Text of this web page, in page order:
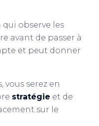
observe les
avant de passer à
et peut donner
vous serez en
stratégie et de
sur le